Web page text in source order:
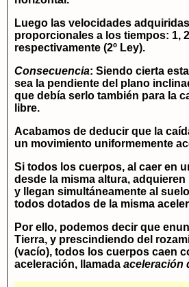
Luego las velocidades
proporcionales a los tiempos: 1,
respectivamente (2º Ley).
Consecuencia: Siendo cierta
sea la pendiente del plano
que debía serlo también para la
libre.
Acabamos de deducir que la
un movimiento uniformemente
Si todos los cuerpos, al caer en
desde la misma altura, adquieren
y llegan simultáneamente al
todos dotados de la misma
Por ello, podemos decir que
Tierra, y prescindiendo del
(vacío), todos los cuerpos caen
aceleración, llamada aceleración